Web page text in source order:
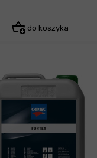
do koszyka